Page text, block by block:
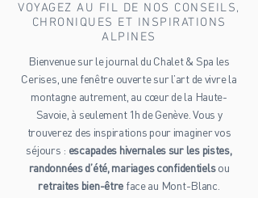
VOYAGEZ AU FIL DE NOS CONSEILS,
CHRONIQUES ET INSPIRATIONS
ALPINES
Bienvenue sur le journal du Chalet & Spa les
Cerises, une fenêtre ouverte sur l’art de vivre la
montagne autrement, au cœur de la Haute-
Savoie, à seulement 1h de Genève. Vous y
trouverez des inspirations pour imaginer vos
séjours : escapades hivernales sur les pistes,
randonnées d’été, mariages confidentielsou
retraites bien-être face au Mont-Blanc.